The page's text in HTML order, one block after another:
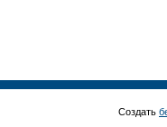
Создать